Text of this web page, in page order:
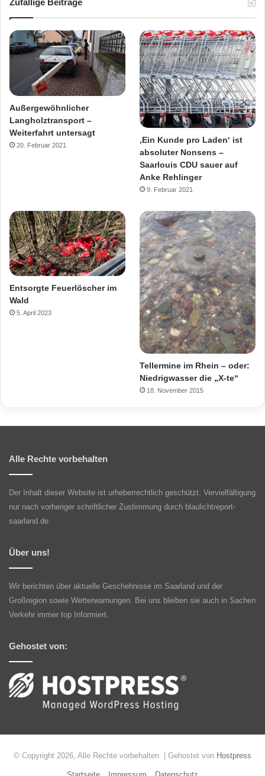
Zufällige Beiträge
Außergewöhnlicher
Langholztransport –
Weiterfahrt untersagt
20. Februar 2021
‚Ein Kunde pro Laden‘ ist
absoluter Nonsens –
Saarlouis CDU sauer auf
Anke Rehlinger
9. Februar 2021
Entsorgte Feuerlöscher im
Wald
5. April 2023
Tellermine im Rhein – oder:
Niedrigwasser die „X-te“
18. November 2015
Alle Rechte vorbehalten
Der Inhalt dieser Website ist urheberrechtlich geschützt. Vervielfältigung
nur nach vorheriger schriftlicher Zustimmung durch blaulichtreport-
saarland.de
Über uns!
Wir berichten über aktuelle Geschehnisse im Saarland und der
Großregion sowie Wetterwarnungen. Bei uns bleiben sie auch in Sachen
Verkehr immer top Informiert.
Gehostet von:
© Copyright 2026, Alle Rechte vorbehalten | Gehostet von Hostpress